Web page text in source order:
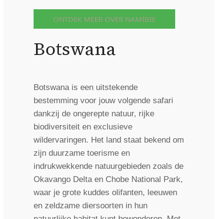
ONTDEK MEER OVER NAMIBIË
Botswana
Botswana is een uitstekende
bestemming voor jouw volgende safari
dankzij de ongerepte natuur, rijke
biodiversiteit en exclusieve
wildervaringen. Het land staat bekend om
zijn duurzame toerisme en
indrukwekkende natuurgebieden zoals de
Okavango Delta en Chobe National Park,
waar je grote kuddes olifanten, leeuwen
en zeldzame diersoorten in hun